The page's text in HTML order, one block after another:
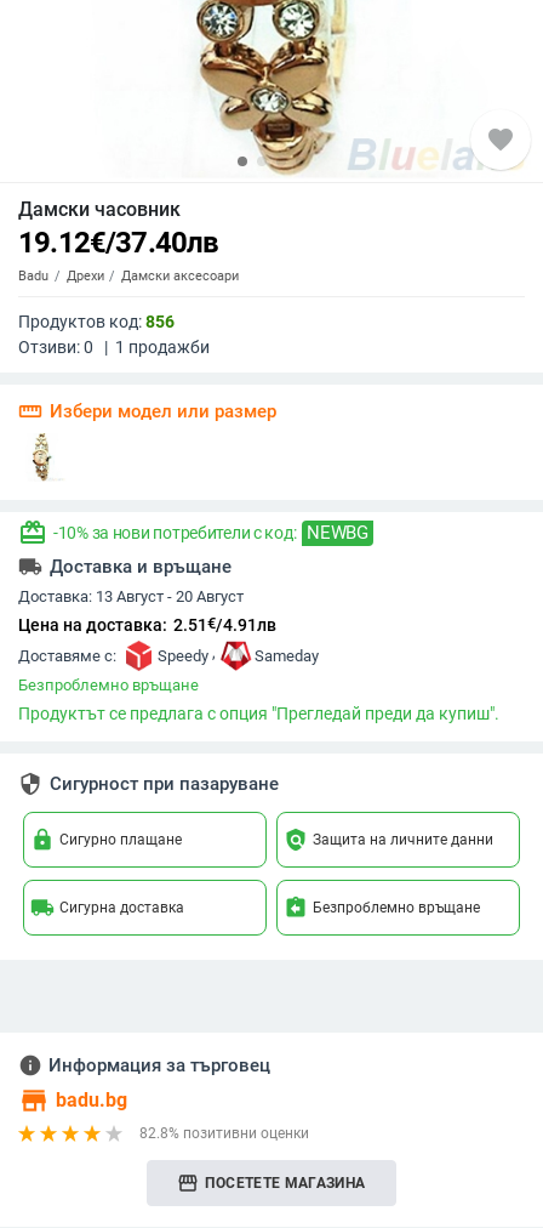
favorite
Дамски часовник
19.12€/37.40лв
Badu Дрехи Дамски аксесоари
Продуктов код:856
Отзиви:0 | 1 продажби
straighten Избери модел или размер
redeem -10% за нови потребители с код: NEWBG
local_shipping Доставка и връщане
Доставка: 13 Август - 20 Август
Цена на доставка: 2.51€/4.91лв
Доставяме с: Speedy ,
Sameday
Безпроблемно връщане
Продуктът се предлага с опция "Прегледай преди да купиш".
security Сигурност при пазаруване
lock Сигурно плащане policy Защита на личните данни
local_shipping Сигурна доставка assignment_return Безпроблемно връщане
info Информация за търговец
store badu.bg
82.8% позитивни оценки
storefront ПОСЕТЕТЕ МАГАЗИНА